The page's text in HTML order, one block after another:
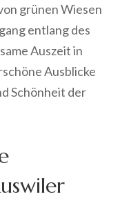
grünen Wiesen
entlang des
Auszeit in
Ausblicke
Schönheit der